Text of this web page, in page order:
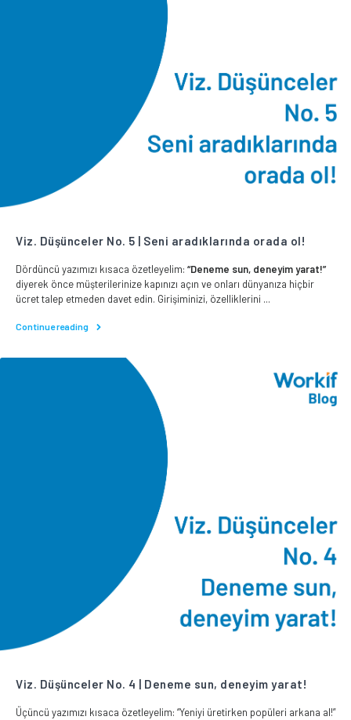
Viz. Düşünceler No. 5 | Seni aradıklarında orada ol!
Dördüncü yazımızı kısaca özetleyelim: “Deneme sun, deneyim yarat!”
diyerek önce müşterilerinize kapınızı açın ve onları dünyanıza hiçbir
ücret talep etmeden davet edin. Girişiminizi, özelliklerini ...
Continue reading
Viz. Düşünceler No. 4 | Deneme sun, deneyim yarat!
Üçüncü yazımızı kısaca özetleyelim: “Yeniyi üretirken popüleri arkana al!”